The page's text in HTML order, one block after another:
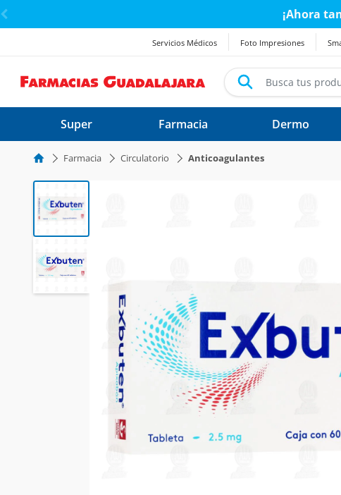
< div class="carousel-inner"> ¡Ahora
Servicios Médicos Foto Impresiones
Super Farmacia Dermo
Farmacia Circulatorio Anticoagulantes